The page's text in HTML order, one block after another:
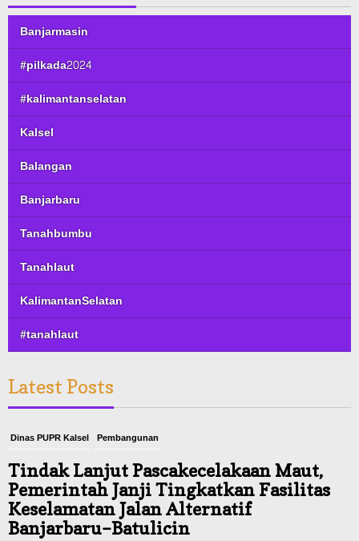
Banjarmasin
#pilkada2024
#kalimantanselatan
Kalsel
Balangan
Banjarbaru
Tanahbumbu
Tanahlaut
KalimantanSelatan
#tanahlaut
Latest Posts
Dinas PUPR Kalsel Pembangunan
Tindak Lanjut Pascakecelakaan Maut,
Pemerintah Janji Tingkatkan Fasilitas
Keselamatan Jalan Alternatif
Banjarbaru–Batulicin